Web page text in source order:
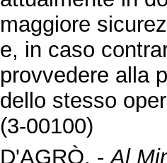
maggiore
e, in caso
provvedere alla
dello stesso
(3-00100)
D'AGRÒ. -Al